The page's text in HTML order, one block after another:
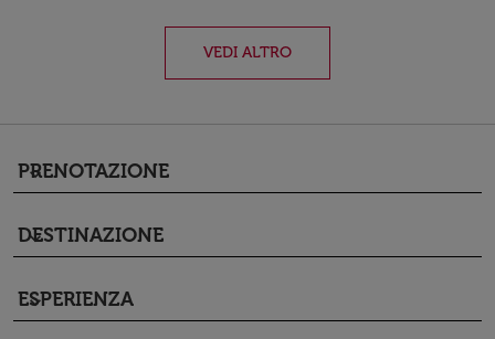
VEDI ALTRO
PRENOTAZIONE
keyboard_arrow_down
DESTINAZIONE
keyboard_arrow_down
ESPERIENZA
keyboard_arrow_down